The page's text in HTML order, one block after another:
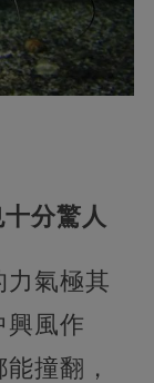
分驚人
力氣極其
興風作
撞翻，